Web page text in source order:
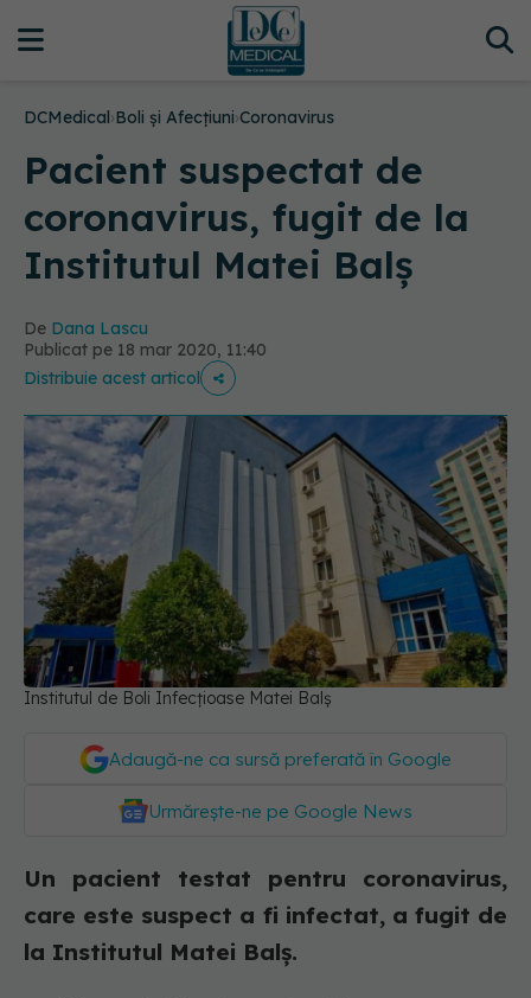
DCMedical›Boli și Afecțiuni›Coronavirus
Pacient suspectat de
coronavirus, fugit de la
Institutul Matei Balș
De Dana Lascu
Publicat pe 18 mar 2020, 11:40
Distribuie acest articol
Institutul de Boli Infecțioase Matei Balș
Adaugă-ne ca sursă preferată în Google
Urmărește-ne pe Google News
Un pacient testat pentru coronavirus,
care este suspect a fi infectat, a fugit de
la Institutul Matei Balș.